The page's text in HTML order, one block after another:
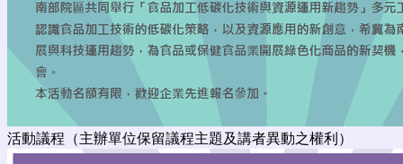
活動議程（主辦單位保留議程主題及講者異動之權利）